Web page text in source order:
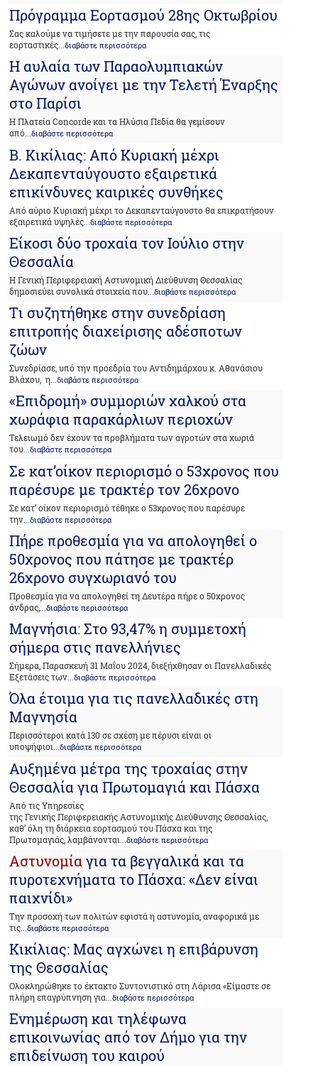
Πρόγραμμα Εορτασμού 28ης Οκτωβρίου
Σας καλούμε να τιμήσετε με την παρουσία σας, τις
εορταστικές...διαβάστε περισσότερα
Η αυλαία των Παραολυμπιακών
Αγώνων ανοίγει με την Τελετή Έναρξης
στο Παρίσι
Η Πλατεία Concorde και τα Ηλύσια Πεδία θα γεμίσουν
από...διαβάστε περισσότερα
Β. Κικίλιας: Από Κυριακή μέχρι
Δεκαπενταύγουστο εξαιρετικά
επικίνδυνες καιρικές συνθήκες
Από αύριο Κυριακή μέχρι το Δεκαπενταύγουστο θα επικρατήσουν
εξαιρετικά υψηλές ...διαβάστε περισσότερα
Είκοσι δύο τροχαία τον Ιούλιο στην
Θεσσαλία
Η Γενική Περιφερειακή Αστυνομική Διεύθυνση Θεσσαλίας
δημοσιεύει συνολικά στοιχεία που...διαβάστε περισσότερα
Tι συζητήθηκε στην συνεδρίαση
επιτροπής διαχείρισης αδέσποτων
ζώων
Συνεδρίασε, υπό την προεδρία του Αντιδημάρχου κ. Αθανάσιου
Βλάχου, η...διαβάστε περισσότερα
«Επιδρομή» συμμοριών χαλκού στα
χωράφια παρακάρλιων περιοχών
Τελειωμό δεν έχουν τα προβλήματα των αγροτών στα χωριά
του...διαβάστε περισσότερα
Σε κατ’οίκον περιορισμό ο 53χρονος που
παρέσυρε με τρακτέρ τον 26χρονο
Σε κατ’ οίκον περιορισμό τέθηκε ο 53χρονος που παρέσυρε
την ...διαβάστε περισσότερα
Πήρε προθεσμία για να απολογηθεί ο
50χρονος που πάτησε με τρακτέρ
26χρονο συγχωριανό του
Προθεσμία για να απολογηθεί τη Δευτέρα πήρε ο 50χρονος
άνδρας,...διαβάστε περισσότερα
Μαγνήσια: Στο 93,47% η συμμετοχή
σήμερα στις πανελλήνιες
Σήμερα, Παρασκευή 31 Μαΐου 2024, διεξήχθησαν οι Πανελλαδικές
Εξετάσεις των...διαβάστε περισσότερα
Όλα έτοιμα για τις πανελλαδικές στη
Μαγνησία
Περισσότεροι κατά 130 σε σχέση με πέρυσι είναι οι
υποψήφιοι...διαβάστε περισσότερα
Αυξημένα μέτρα της τροχαίας στην
Θεσσαλία για Πρωτομαγιά και Πάσχα
Από τις Υπηρεσίες
της Γενικής Περιφερειακής Αστυνομικής Διεύθυνσης Θεσσαλίας,
καθ’ όλη τη διάρκεια εορτασμού του Πάσχα και της
Πρωτομαγιάς, λαμβάνονται ...διαβάστε περισσότερα
Αστυνομία για τα βεγγαλικά και τα
πυροτεχνήματα το Πάσχα: «Δεν είναι
παιχνίδι»
Την προσοχή των πολιτών εφιστά η αστυνομία, αναφορικά με
τις...διαβάστε περισσότερα
Κικίλιας: Μας αγχώνει η επιβάρυνση
της Θεσσαλίας
Ολοκληρώθηκε το έκτακτο Συντονιστικό στη Λάρισα «Είμαστε σε
πλήρη επαγρύπνηση για...διαβάστε περισσότερα
Ενημέρωση και τηλέφωνα
επικοινωνίας από τον Δήμο για την
επιδείνωση του καιρού